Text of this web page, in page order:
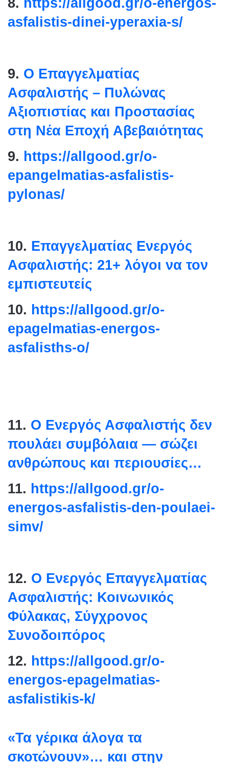
8. https://allgood.gr/o-energos-
asfalistis-dinei-yperaxia-s/
9. Ο Επαγγελματίας
Ασφαλιστής – Πυλώνας
Αξιοπιστίας και Προστασίας
στη Νέα Εποχή Αβεβαιότητας
9. https://allgood.gr/o-
epangelmatias-asfalistis-
pylonas/
10. Επαγγελματίας Ενεργός
Ασφαλιστής: 21+ λόγοι να τον
εμπιστευτείς
10. https://allgood.gr/o-
epagelmatias-energos-
asfalisths-o/
11. Ο Ενεργός Ασφαλιστής δεν
πουλάει συμβόλαια — σώζει
ανθρώπους και περιουσίες…
11. https://allgood.gr/o-
energos-asfalistis-den-poulaei-
simv/
12. Ο Ενεργός Επαγγελματίας
Ασφαλιστής: Κοινωνικός
Φύλακας, Σύγχρονος
Συνοδοιπόρος
12. https://allgood.gr/o-
energos-epagelmatias-
asfalistikis-k/
«Τα γέρικα άλογα τα
σκοτώνουν»… και στην